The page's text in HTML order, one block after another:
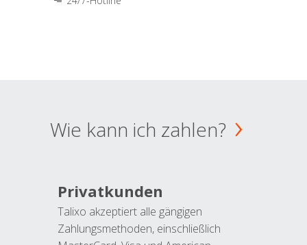
Wie kann ich zahlen?
Privatkunden
Talixo akzeptiert alle gängigen
Zahlungsmethoden, einschließlich